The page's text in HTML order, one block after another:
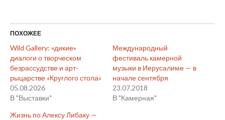
ПОХОЖЕЕ
Wild Gallery: «дикие»
диалоги о творческом
безрассудстве и арт-
рыцарстве «Круглого стола»
05.08.2026
В "Выставки"
Международный
фестиваль камерной
музыки в Иерусалиме — в
начале сентября
23.07.2018
В "Камерная"
Жизнь по Алексу Либаку —